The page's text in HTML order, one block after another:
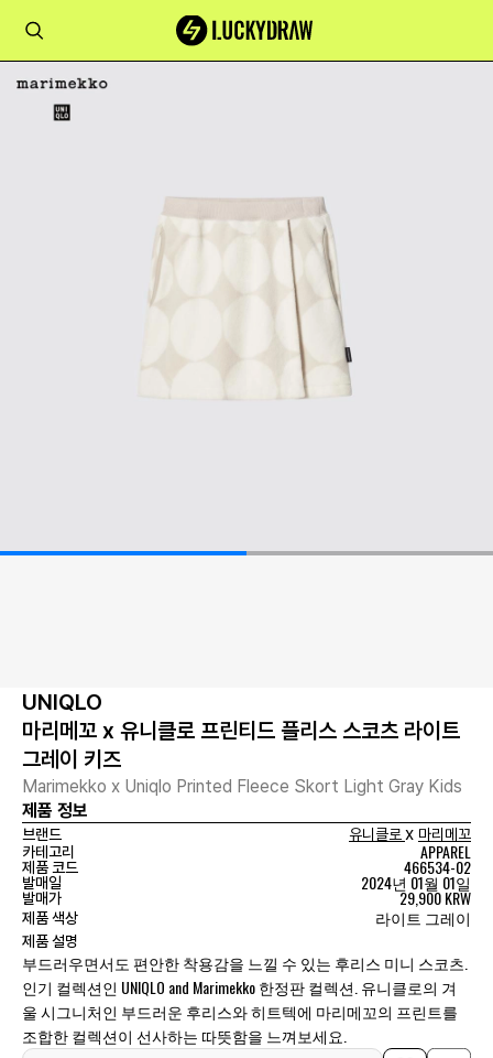
UNIQLO
마리메꼬 x 유니클로 프린티드 플리스 스코츠 라이트
그레이 키즈
Marimekko x Uniqlo Printed Fleece Skort Light Gray Kids
제품 정보
브랜드 유니클로 x 마리메꼬
카테고리
APPAREL
제품 코드 466534-02
발매일 2024년 01월 01일
발매가 29,900 KRW
제품 색상 라이트 그레이
제품 설명
부드러우면서도 편안한 착용감을 느낄 수 있는 후리스 미니 스코츠.
인기 컬렉션인 UNIQLO and Marimekko 한정판 컬렉션. 유니클로의 겨
울 시그니처인 부드러운 후리스와 히트텍에 마리메꼬의 프린트를
조합한 컬렉션이 선사하는 따뜻함을 느껴보세요.